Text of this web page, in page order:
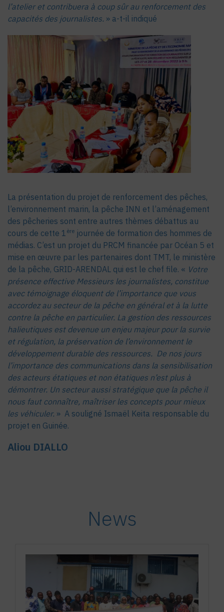
l’atelier et contribuera à coup sûr au renforcement des
capacités des journalistes. » a-t-il indiqué
La présentation du projet de renforcement des pêches,
l’environnement marin, la pêche INN et l’aménagement
des pêcheries sont entre autres thèmes débattus au
cours de cette 1 ère journée de formation des hommes de
médias. C’est un projet du PRCM financée par Océan 5 et
mise en œuvre par les partenaires dont TMT, le ministère
de la pêche, GRID-ARENDAL qui est le chef file. « Votre
présence effective Messieurs les journalistes, constitue
avec témoignage éloquent de l’importance que vous
accordez au secteur de la pêche en général et à la lutte
contre la pêche en particulier. La gestion des ressources
halieutiques est devenue un enjeu majeur pour la survie
et régulation, la préservation de l’environnement le
développement durable des ressources. De nos jours
l’importance des communications dans la sensibilisation
des acteurs étatiques et non étatiques n’est plus à
démontrer. Un secteur aussi stratégique que la pêche il
nous faut connaître, maîtriser les concepts pour mieux
les véhiculer. » A souligné Ismaël Keita responsable du
projet en Guinée.
Aliou DIALLO
News